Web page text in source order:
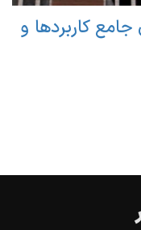
کاربردها و